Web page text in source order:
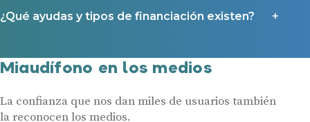
¿Qué ayudas y tipos de financiación existen?
Miaudífono en los medios
La confianza que nos dan miles de usuarios también
la reconocen los medios.